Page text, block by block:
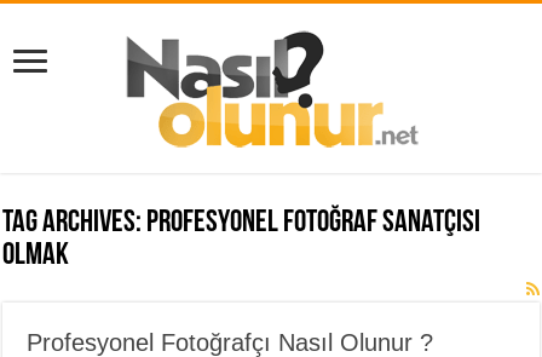
Tag Archives: profesyonel fotoğraf sanatçısı
olmak
Profesyonel Fotoğrafçı Nasıl Olunur ?